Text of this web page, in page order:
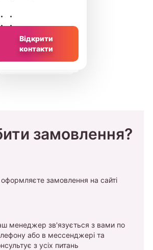
Відкрити
контакти
замовлення?
замовлення на сайті
менеджер зв'язується з вами по
або в мессенджері та
з усіх питань